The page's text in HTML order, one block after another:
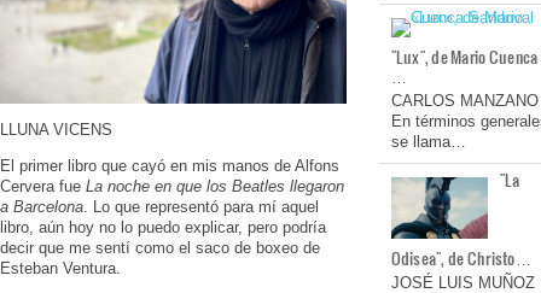
LLUNA VICENS
El primer libro que cayó en mis manos de Alfons
Cervera fue La noche en que los Beatles llegaron
a Barcelona . Lo que representó para mí aquel
libro, aún hoy no lo puedo explicar, pero podría
decir que me sentí como el saco de boxeo de
Esteban Ventura.
"Lux", de Mario Cuenca
…
CARLOS MANZANO
En términos
se llama…
"La
Odisea", de Christo…
JOSÉ LUIS MUÑOZ